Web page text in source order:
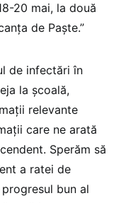
20 mai, la două
de Paște.”
de infectări în
la școală,
relevante
care ne arată
Sperăm să
a ratei de
bun al